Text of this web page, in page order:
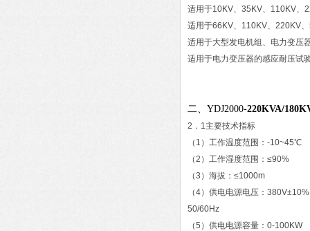
适用于10KV、35KV、110KV、
适用于66KV、110KV、220KV
适用于大型发电机组、电力变压
适用于电力变压器的感应耐压试
二、YDJ2000-220KVA/
2．1主要技术指标
（1）工作温度范围：-10~45℃
（2）工作湿度范围：≤90%
（3）海拔：≤1000m
（4）供电电源电压：
50/60Hz
（5）供电电源容量：0-100KW